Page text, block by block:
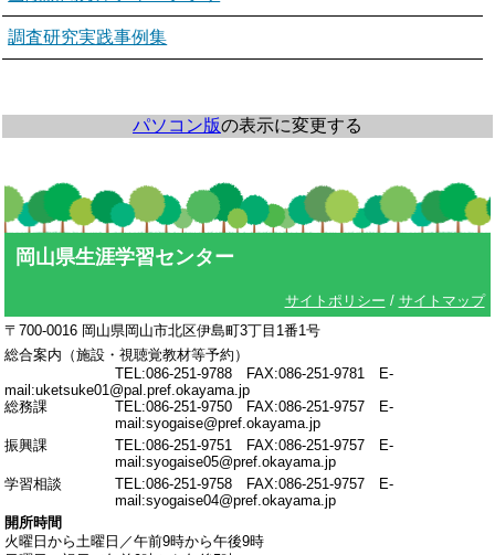
調査研究実践事例集
パソコン版の表示に変更する
岡山県生涯学習センター
サイトポリシー / サイトマップ
〒700-0016 岡山県岡山市北区伊島町3丁目1番1号
総合案内（施設・視聴覚教材等予約）
TEL:086-251-9788 FAX:086-251-9781 E-
mail:uketsuke01@pal.pref.okayama.jp
総務課
TEL:086-251-9750 FAX:086-251-9757 E-
mail:syogaise@pref.okayama.jp
振興課
TEL:086-251-9751 FAX:086-251-9757 E-
mail:syogaise05@pref.okayama.jp
学習相談
TEL:086-251-9758 FAX:086-251-9757 E-
mail:syogaise04@pref.okayama.jp
開所時間
火曜日から土曜日／午前9時から午後9時